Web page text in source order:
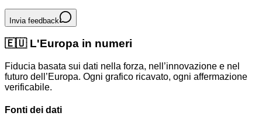
Invia feedback
🇪🇺 L'Europa in numeri
Fiducia basata sui dati nella forza, nell’innovazione e nel
futuro dell’Europa. Ogni grafico ricavato, ogni affermazione
verificabile.
Fonti dei dati